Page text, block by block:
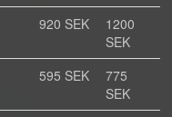
920 SEK
1200
SEK
595 SEK
775
SEK